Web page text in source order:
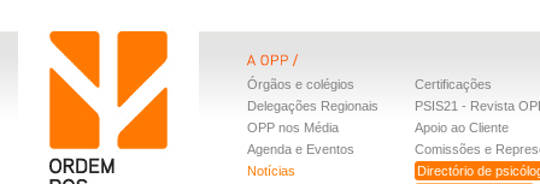
Órgãos e colégios
Delegações Regionais
OPP nos Média
Agenda e Eventos
Notícias
Certificações
PSIS21 - Revista
Apoio ao Cliente
Comissões e
Directório de